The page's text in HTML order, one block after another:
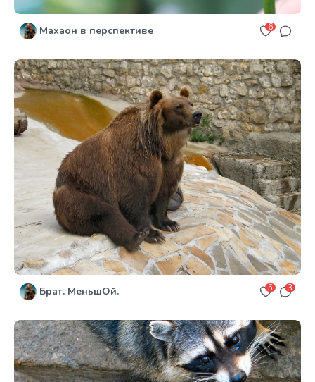
Махаон в перспективе 6
Брат. МеньшОй. 5 3